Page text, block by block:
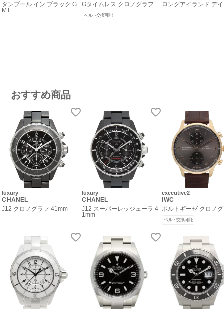
タンブール イン ブラック G
MT
Gタイムレス クロノグラフ
ベルト交換可能
ロングアイランド デ
おすすめ商品
luxury
CHANEL
J12 クロノグラフ 41mm
luxury
CHANEL
J12 スーパーレッジェーラ 4
1mm
executive2
IWC
ポルトギーゼ クロノ
ベルト交換可能